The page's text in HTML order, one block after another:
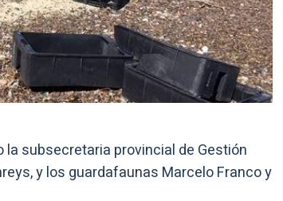
subsecretaria provincial de Gestión
y los guardafaunas Marcelo Franco y